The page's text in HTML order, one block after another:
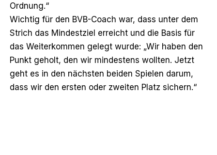
Ordnung.“
Wichtig für den BVB-Coach war, dass unter dem
Strich das Mindestziel erreicht und die Basis für
das Weiterkommen gelegt wurde: „Wir haben den
Punkt geholt, den wir mindestens wollten. Jetzt
geht es in den nächsten beiden Spielen darum,
dass wir den ersten oder zweiten Platz sichern.“